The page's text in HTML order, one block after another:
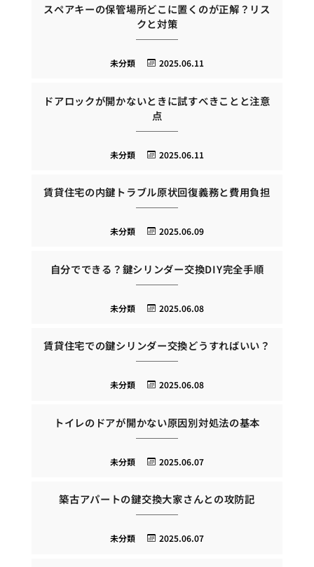
スペアキーの保管場所どこに置くのが正解？リス
クと対策
2025.06.11
未分類
ドアロックが開かないときに試すべきことと注意
点
2025.06.11
未分類
賃貸住宅の内鍵トラブル原状回復義務と費用負担
2025.06.09
未分類
自分でできる？鍵シリンダー交換DIY完全手順
2025.06.08
未分類
賃貸住宅での鍵シリンダー交換どうすればいい？
2025.06.08
未分類
トイレのドアが開かない原因別対処法の基本
2025.06.07
未分類
築古アパートの鍵交換大家さんとの攻防記
2025.06.07
未分類